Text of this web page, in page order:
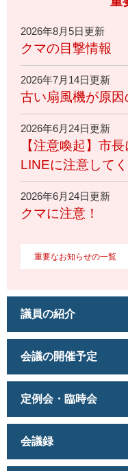
2026年8月5日更新
クマの目撃情報
2026年7月14日更新
古い扇風機が原
2026年6月24日更新
【注意喚起】市
LINEに注意して
2026年6月24日更新
クマに注意！
重要なお知らせの一覧
議員の紹介
会議の開催予定
定例会・臨時会
会議録